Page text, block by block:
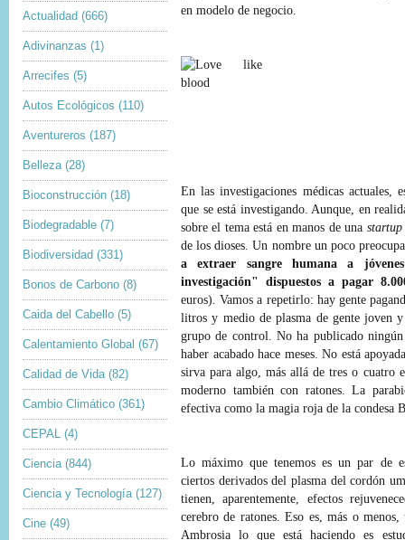
Actualidad (666)
Adivinanzas (1)
Arrecifes (5)
Autos Ecológicos (110)
Aventureros (187)
Belleza (28)
Bioconstrucción (18)
Biodegradable (7)
Biodiversidad (331)
Bonos de Carbono (8)
Caida del Cabello (5)
Calentamiento Global (67)
Calidad de Vida (82)
Cambio Climático (361)
CEPAL (4)
Ciencia (844)
Ciencia y Tecnología (127)
Cine (49)
en modelo de negocio.
En las investigaciones médicas actuales,
que se está investigando. Aunque, en
sobre el tema está en manos de una
de los dioses. Un nombre un poco
a extraer sangre humana a
investigación" dispuestos a pagar
euros). Vamos a repetirlo: hay gente
litros y medio de plasma de gente joven
grupo de control. No ha publicado
haber acabado hace meses. No está
sirva para algo, más allá de tres o cuatro
moderno también con ratones. La
efectiva como la magia roja de la condesa
Lo máximo que tenemos es un par de
ciertos derivados del plasma del cordón
tienen, aparentemente, efectos
cerebro de ratones. Eso es, más o
Ambrosia lo que está haciendo es